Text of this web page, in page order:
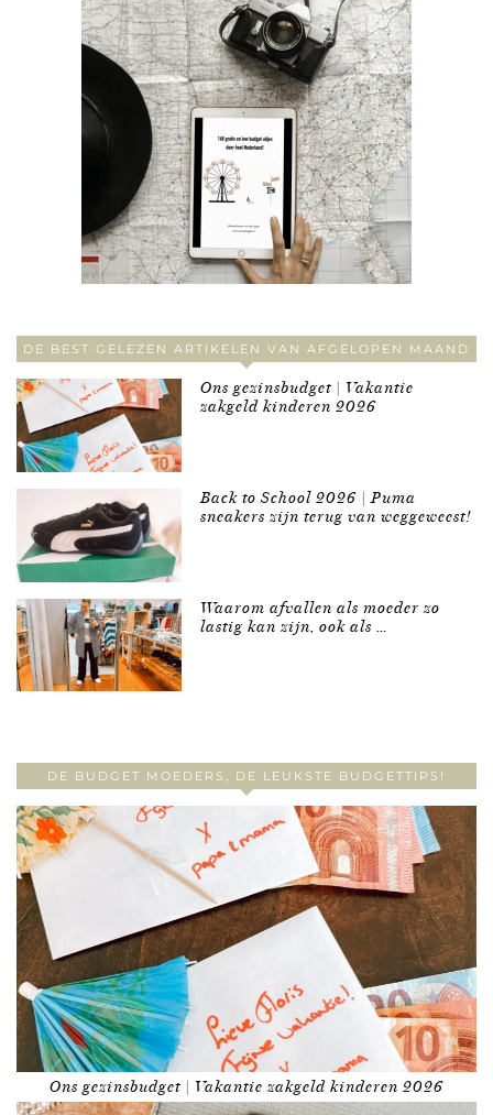
DE BEST GELEZEN ARTIKELEN VAN AFGELOPEN MAAND
Ons gezinsbudget | Vakantie
zakgeld kinderen 2026
Back to School 2026 | Puma
sneakers zijn terug van weggeweest!
Waarom afvallen als moeder zo
lastig kan zijn, ook als …
DE BUDGET MOEDERS, DE LEUKSTE BUDGETTIPS!
Ons gezinsbudget | Vakantie zakgeld kinderen 2026